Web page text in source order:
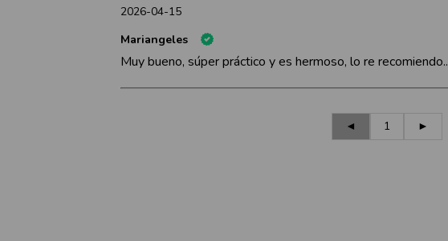
2026-04-15
Mariangeles
Muy bueno, súper práctico y es hermoso, lo re recomiendo..
◄ 1 ►